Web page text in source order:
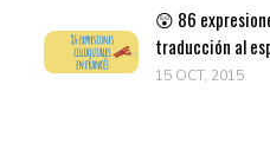
😲 86
traducción al
15 OCT, 2015